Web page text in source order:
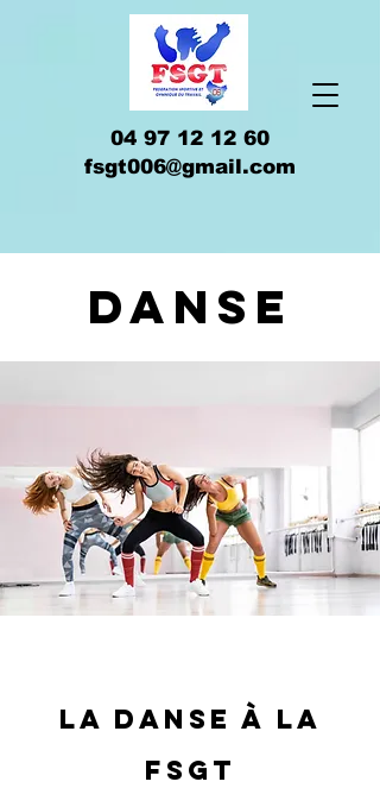
04 97 12 12 60
fsgt006@gmail.com
danse
la danse à la
fsgt